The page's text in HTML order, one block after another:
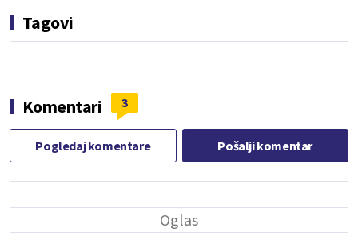
Tagovi
Komentari 3
Pogledaj komentare Pošalji komentar